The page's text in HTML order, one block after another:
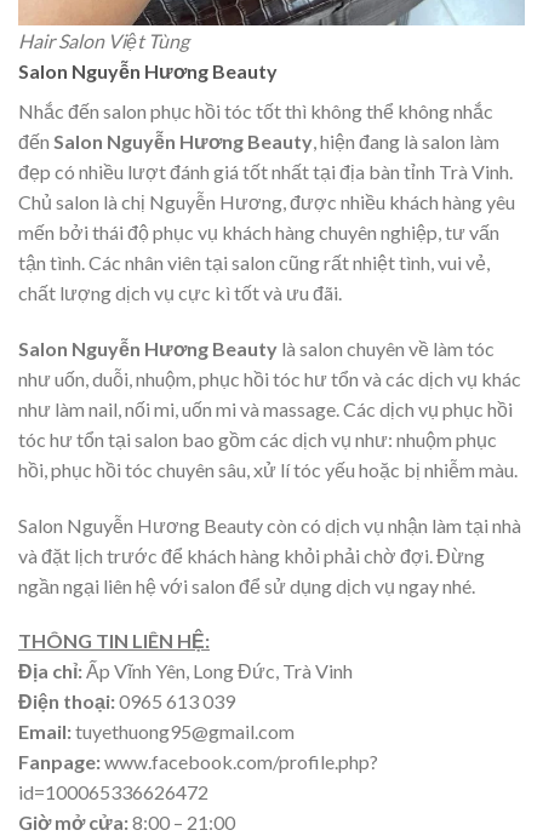
Hair Salon Việt Tùng
Salon Nguyễn Hương Beauty
Nhắc đến salon phục hồi tóc tốt thì không thể không nhắc
đến Salon Nguyễn Hương Beauty, hiện đang là salon làm
đẹp có nhiều lượt đánh giá tốt nhất tại địa bàn tỉnh Trà Vinh.
Chủ salon là chị Nguyễn Hương, được nhiều khách hàng yêu
mến bởi thái độ phục vụ khách hàng chuyên nghiệp, tư vấn
tận tình. Các nhân viên tại salon cũng rất nhiệt tình, vui vẻ,
chất lượng dịch vụ cực kì tốt và ưu đãi.
Salon Nguyễn Hương Beauty là salon chuyên về làm tóc
như uốn, duỗi, nhuộm, phục hồi tóc hư tổn và các dịch vụ khác
như làm nail, nối mi, uốn mi và massage. Các dịch vụ phục hồi
tóc hư tổn tại salon bao gồm các dịch vụ như: nhuộm phục
hồi, phục hồi tóc chuyên sâu, xử lí tóc yếu hoặc bị nhiễm màu.
Salon Nguyễn Hương Beauty còn có dịch vụ nhận làm tại nhà
và đặt lịch trước để khách hàng khỏi phải chờ đợi. Đừng
ngần ngại liên hệ với salon để sử dụng dịch vụ ngay nhé.
THÔNG TIN LIÊN HỆ:
Địa chỉ:Ấp Vĩnh Yên, Long Đức, Trà Vinh
Điện thoại:0965 613 039
Email:tuyethuong95@gmail.com
Fanpage:www.facebook.com/profile.php?
id=100065336626472
Giờ mở cửa:8:00 – 21:00